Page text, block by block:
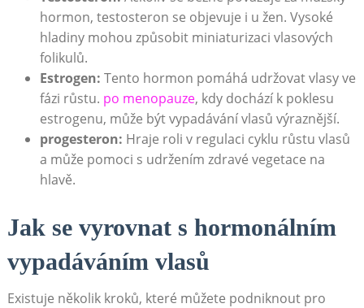
hormon, testosteron ⁢se‍ objevuje i u žen. Vysoké
hladiny mohou způsobit miniaturizaci vlasových
folikulů.
Estrogen: Tento hormon pomáhá udržovat vlasy ve
fázi⁢ růstu. po menopauze, kdy dochází k ⁢poklesu
estrogenu, může být vypadávání vlasů výraznější.
progesteron: Hraje roli v regulaci cyklu růstu vlasů⁣
a může pomoci s udržením zdravé vegetace na
hlavě.
Jak se​ vyrovnat s hormonálním
⁣vypadáváním vlasů
Existuje několik ⁢kroků,‌ které můžete podniknout pro